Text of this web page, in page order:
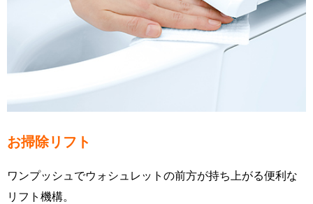
お掃除リフト
ワンプッシュでウォシュレットの前方が持ち上がる便利な
リフト機構。